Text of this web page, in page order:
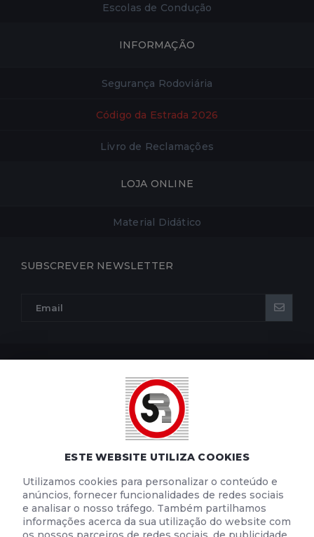
ESTE WEBSITE UTILIZA COOKIES
Utilizamos cookies para personalizar o conteúdo e
anúncios, fornecer funcionalidades de redes sociais
e analisar o nosso tráfego. Também partilhamos
informações acerca da sua utilização do website com
Escolas de Condução
INFORMAÇÃO
Segurança Rodoviária
Código da Estrada 2026
Livro de Reclamações
LOJA ONLINE
Material Didático
SUBSCREVER NEWSLETTER
POLÍTICA DE COOKIES
TERMOS E CONDIÇÕES DE UTILIZAÇÃO